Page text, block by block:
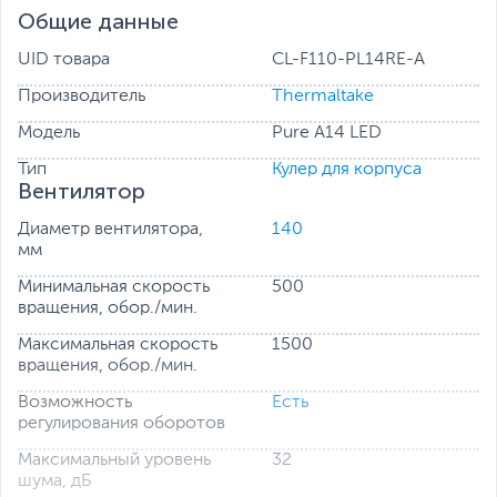
Общие данные
UID товара CL-F110-PL14RE-A
Производитель Thermaltake
Модель Pure A14 LED
Тип Кулер для корпуса
Вентилятор
Диаметр вентилятора,
мм
140
Минимальная скорость
вращения, обор./мин.
500
Максимальная скорость
вращения, обор./мин.
1500
Возможность
регулирования оборотов
Есть
Максимальный уровень
шума, дБ
32